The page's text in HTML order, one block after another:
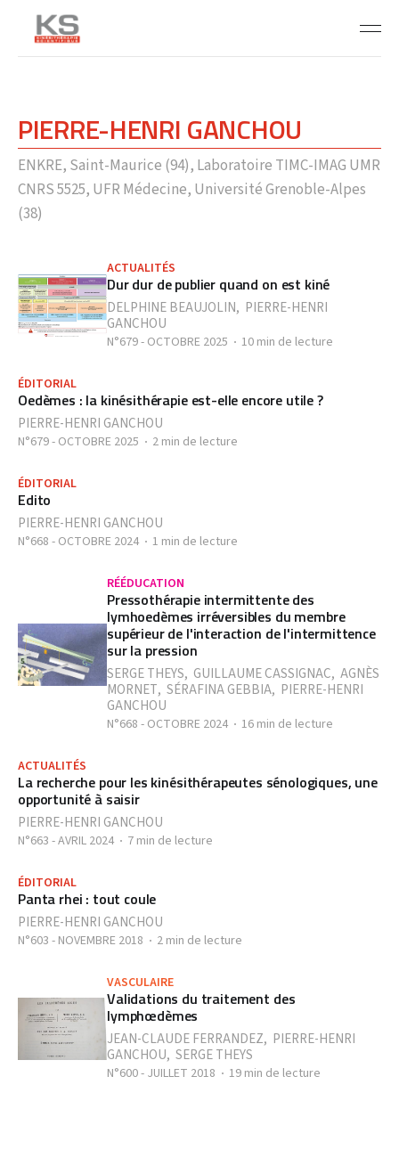
PIERRE-HENRI GANCHOU
ENKRE, Saint-Maurice (94), Laboratoire TIMC-IMAG UMR
CNRS 5525, UFR Médecine, Université Grenoble-Alpes
(38)
ACTUALITÉS
Dur dur de publier quand on est kiné
DELPHINE BEAUJOLIN, PIERRE-HENRI
GANCHOU
N°679 - OCTOBRE 2025 10 min de lecture
ÉDITORIAL
Oedèmes : la kinésithérapie est-elle encore utile ?
PIERRE-HENRI GANCHOU
N°679 - OCTOBRE 2025 2 min de lecture
ÉDITORIAL
Edito
PIERRE-HENRI GANCHOU
N°668 - OCTOBRE 2024 1 min de lecture
RÉÉDUCATION
Pressothérapie intermittente des
lymhoedèmes irréversibles du membre
supérieur de l'interaction de l'intermittence
sur la pression
SERGE THEYS, GUILLAUME CASSIGNAC, AGNÈS
MORNET, SÉRAFINA GEBBIA, PIERRE-HENRI
GANCHOU
N°668 - OCTOBRE 2024 16 min de lecture
ACTUALITÉS
La recherche pour les kinésithérapeutes sénologiques, une
opportunité à saisir
PIERRE-HENRI GANCHOU
N°663 - AVRIL 2024 7 min de lecture
ÉDITORIAL
Panta rhei : tout coule
PIERRE-HENRI GANCHOU
N°603 - NOVEMBRE 2018 2 min de lecture
VASCULAIRE
Validations du traitement des
lymphœdèmes
JEAN-CLAUDE FERRANDEZ, PIERRE-HENRI
GANCHOU, SERGE THEYS
N°600 - JUILLET 2018 19 min de lecture